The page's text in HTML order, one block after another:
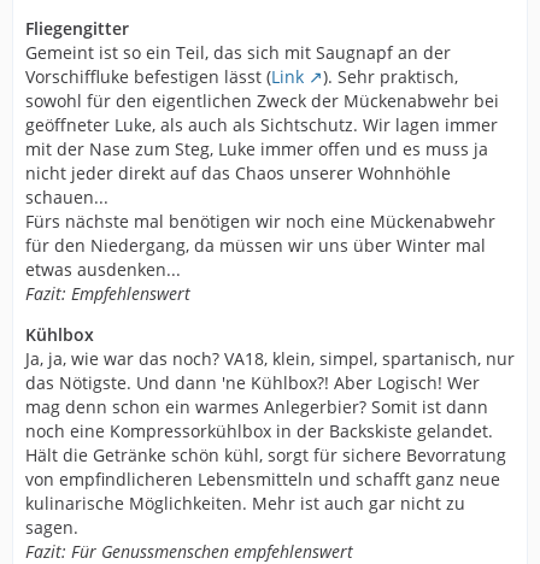
Fliegengitter
Gemeint ist so ein Teil, das sich mit Saugnapf an der
Vorschiffluke befestigen lässt (Link
). Sehr praktisch,
sowohl für den eigentlichen Zweck der Mückenabwehr bei
geöffneter Luke, als auch als Sichtschutz. Wir lagen immer
mit der Nase zum Steg, Luke immer offen und es muss ja
nicht jeder direkt auf das Chaos unserer Wohnhöhle
schauen...
Fürs nächste mal benötigen wir noch eine Mückenabwehr
für den Niedergang, da müssen wir uns über Winter mal
etwas ausdenken...
Fazit: Empfehlenswert
Kühlbox
Ja, ja, wie war das noch? VA18, klein, simpel, spartanisch, nur
das Nötigste. Und dann 'ne Kühlbox?! Aber Logisch! Wer
mag denn schon ein warmes Anlegerbier? Somit ist dann
noch eine Kompressorkühlbox in der Backskiste gelandet.
Hält die Getränke schön kühl, sorgt für sichere Bevorratung
von empfindlicheren Lebensmitteln und schafft ganz neue
kulinarische Möglichkeiten. Mehr ist auch gar nicht zu
sagen.
Fazit: Für Genussmenschen empfehlenswert